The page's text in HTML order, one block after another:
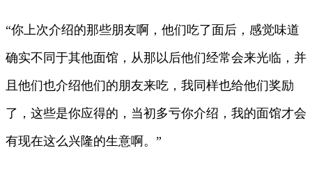
“你上次介绍的那些朋友啊，他们吃了面后，感觉味道
确实不同于其他面馆，从那以后他们经常会来光临，并
且他们也介绍他们的朋友来吃，我同样也给他们奖励
了，这些是你应得的，当初多亏你介绍，我的面馆才会
有现在这么兴隆的生意啊。”